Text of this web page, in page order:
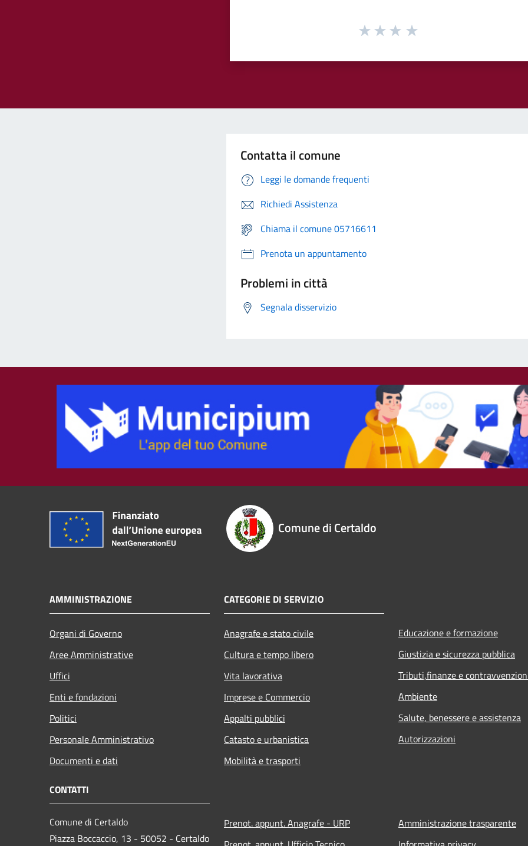
Contatta il comune
Leggi le domande frequenti
Richiedi Assistenza
Chiama il comune 05716611
Prenota un appuntamento
Problemi in città
Segnala disservizio
Comune di Certaldo
AMMINISTRAZIONE
Organi di Governo
Aree Amministrative
Uffici
Enti e fondazioni
Politici
Personale Amministrativo
Documenti e dati
CATEGORIE DI SERVIZIO
Anagrafe e stato civile
Cultura e tempo libero
Vita lavorativa
Imprese e Commercio
Appalti pubblici
Catasto e urbanistica
Mobilità e trasporti
Educazione e formazione
Giustizia e sicurezza pubblica
Tributi,finanze e
Ambiente
Salute, benessere e assistenza
Autorizzazioni
CONTATTI
Comune di Certaldo
Piazza Boccaccio, 13 - 50052 - Certaldo
Prenot. appunt. Anagrafe - URP
Amministrazione trasparente